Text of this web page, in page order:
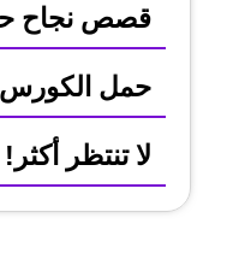
قصص نجاح
حمل الكورس
لا تنتظر أكثر!